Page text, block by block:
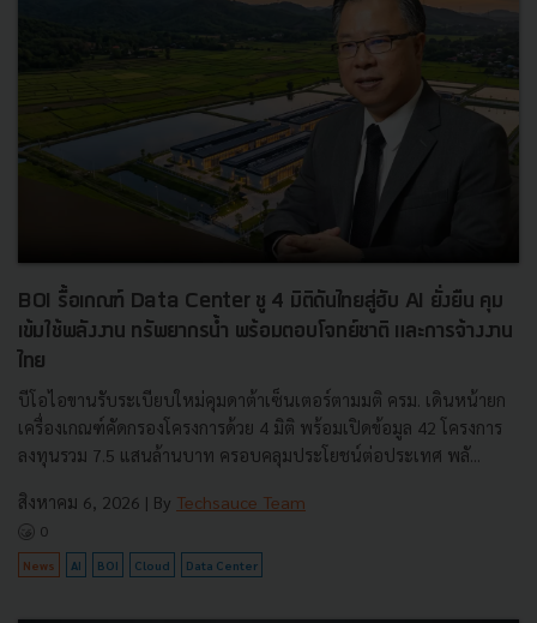
BOI รื้อเกณฑ์ Data Center ชู 4 มิติดันไทยสู่ฮับ AI ยั่งยืน คุม
เข้มใช้พลังงาน ทรัพยากรน้ำ พร้อมตอบโจทย์ชาติ และการจ้างงาน
ไทย
บีโอไอขานรับระเบียบใหม่คุมดาต้าเซ็นเตอร์ตามมติ ครม. เดินหน้ายก
เครื่องเกณฑ์คัดกรองโครงการด้วย 4 มิติ พร้อมเปิดข้อมูล 42 โครงการ
ลงทุนรวม 7.5 แสนล้านบาท ครอบคลุมประโยชน์ต่อประเทศ พลั...
สิงหาคม 6, 2026 | By Techsauce Team
0
News AI BOI Cloud Data Center